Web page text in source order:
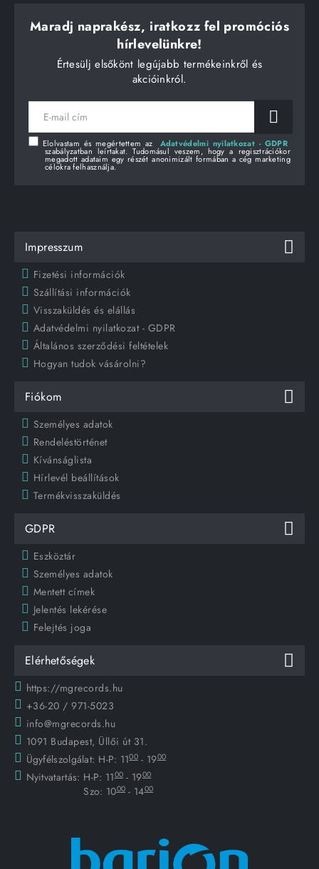
Maradj naprakész, iratkozz fel promóciós
hírlevelünkre!
Értesülj elsőkönt legújabb termékeinkről és
akcióinkról.
E-
mail
Elolvastam és megértettem az Adatvédelmi nyilatkozat - GDPR
szabályzatban leírtakat. Tudomásul veszem, hogy a regisztrációkor
megadott adataim egy részét anonimizált formában a cég marketing
célokra felhasználja.
Impresszum
Fizetési információk
Szállítási információk
Visszaküldés és elállás
Adatvédelmi nyilatkozat - GDPR
Általános szerződési feltételek
Hogyan tudok vásárolni?
Fiókom
Személyes adatok
Rendeléstörténet
Kívánságlista
Hírlevél beállítások
Termékvisszaküldés
GDPR
Eszköztár
Személyes adatok
Mentett címek
Jelentés lekérése
Felejtés joga
Elérhetőségek
https://mgrecords.hu
+36-20 / 971-5023
info@mgrecords.hu
1091 Budapest, Üllői út 31.
Ügyfélszolgálat: H-P: 1100 - 1900
Nyitvatartás: H-P: 1100 - 1900
Szo: 1000 - 1400